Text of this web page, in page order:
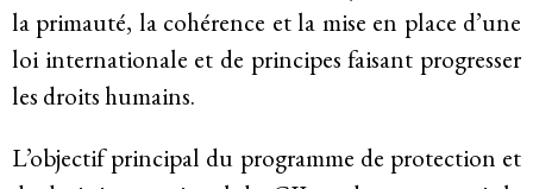
Historique
Modèle de travail
Conseil d’administration et secrétariat
la primauté, la cohérence et la mise en place d’une
loi internationale et de principes faisant progresser
les droits humains.
L’objectif principal du programme de protection et